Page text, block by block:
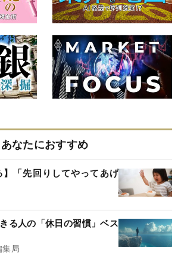
あなたにおすすめ
】「先回りしてやってあげ
る人の「休日の習慣」ベス
集局